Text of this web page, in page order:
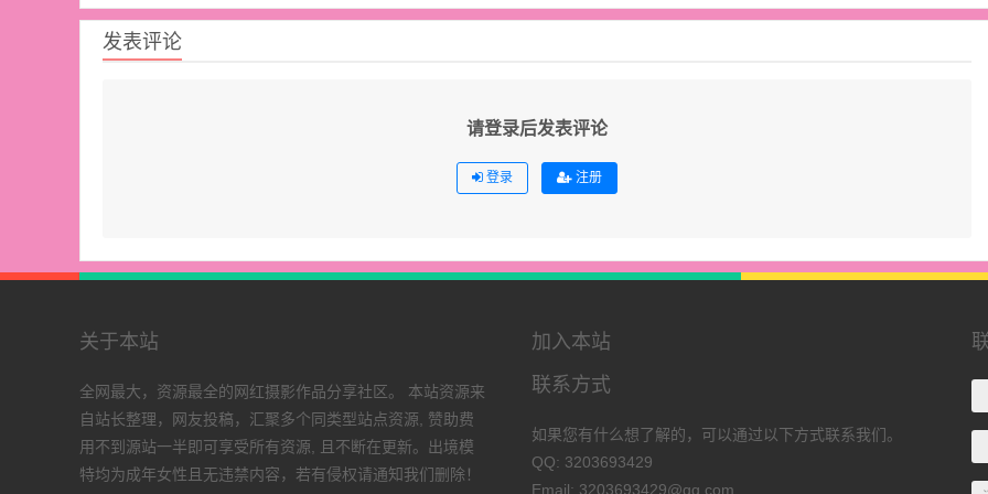
发表评论
请登录后发表评论
登录 注册
关于本站
全网最大，资源最全的网红摄影作品分享社区。 本站资源来
自站长整理，网友投稿，汇聚多个同类型站点资源, 赞助费
用不到源站一半即可享受所有资源, 且不断在更新。出境模
特均为成年女性且无违禁内容，若有侵权请通知我们删除！
加入本站
联系方式
如果您有什么想了解的，可以通过以下方式联系我们。
QQ: 3203693429
Email: 3203693429@qq.com